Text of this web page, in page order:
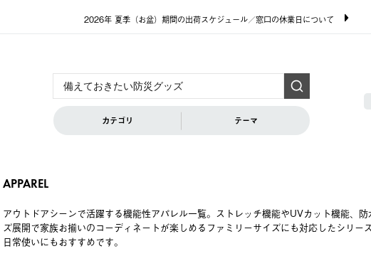
2026年 夏季（お盆）期間の出荷スケジュール／窓口の休業日について
カテゴリ テーマ
APPAREL
アウトドアシーンで活躍する機能性アパレル一覧。ストレッチ機能やUVカット機能、
ズ展開で家族お揃いのコーディネートが楽しめるファミリーサイズにも対応したシリ
日常使いにもおすすめです。